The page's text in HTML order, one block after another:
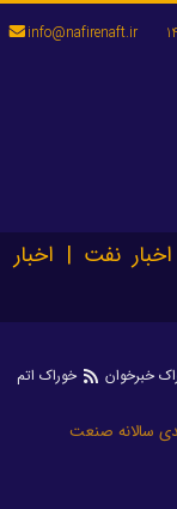
info@nafirenaft.ir
نفت | اخبار
خبرخوان خوراک اتم
رشد 5 درصدی سالانه صنعت